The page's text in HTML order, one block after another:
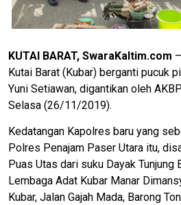
KUTAI BARAT, SwaraKaltim.com
Kutai Barat (Kubar) berganti pucuk
Yuni Setiawan, digantikan oleh
Selasa (26/11/2019).
Kedatangan Kapolres baru yang
Polres Penajam Paser Utara itu,
Puas Utas dari suku Dayak Tunjung
Lembaga Adat Kubar Manar
Kubar, Jalan Gajah Mada, Barong